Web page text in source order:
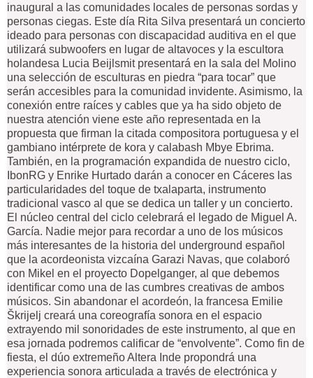
inaugural a las comunidades locales de personas sordas y
personas ciegas. Este día Rita Silva presentará un concierto
ideado para personas con discapacidad auditiva en el que
utilizará subwoofers en lugar de altavoces y la escultora
holandesa Lucia Beijlsmit presentará en la sala del Molino
una selección de esculturas en piedra “para tocar” que
serán accesibles para la comunidad invidente. Asimismo, la
conexión entre raíces y cables que ya ha sido objeto de
nuestra atención viene este año representada en la
propuesta que firman la citada compositora portuguesa y el
gambiano intérprete de kora y calabash Mbye Ebrima.
También, en la programación expandida de nuestro ciclo,
IbonRG y Enrike Hurtado darán a conocer en Cáceres las
particularidades del toque de txalaparta, instrumento
tradicional vasco al que se dedica un taller y un concierto.
El núcleo central del ciclo celebrará el legado de Miguel A.
García. Nadie mejor para recordar a uno de los músicos
más interesantes de la historia del underground español
que la acordeonista vizcaína Garazi Navas, que colaboró
con Mikel en el proyecto Dopelganger, al que debemos
identificar como una de las cumbres creativas de ambos
músicos. Sin abandonar el acordeón, la francesa Emilie
Škrijelj creará una coreografía sonora en el espacio
extrayendo mil sonoridades de este instrumento, al que en
esa jornada podremos calificar de “envolvente”. Como fin de
fiesta, el dúo extremeño Altera Inde propondrá una
experiencia sonora articulada a través de electrónica y